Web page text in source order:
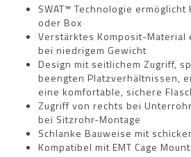
SWAT™ Technologie
oder Box
Verstärktes Komposit-
bei niedrigem Gewicht
Design mit seitlichem Zugriff,
beengten Platzverhältnissen,
eine komfortable, sichere
Zugriff von rechts bei
bei Sitzrohr-Montage
Schlanke Bauweise mit
Kompatibel mit EMT Cage